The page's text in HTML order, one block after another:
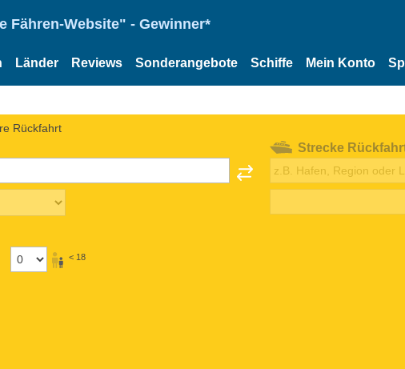
Fähren-Website" - Gewinner*
Länder Reviews Sonderangebote Schiffe Mein Konto
Rückfahrt
< 18
Strecke